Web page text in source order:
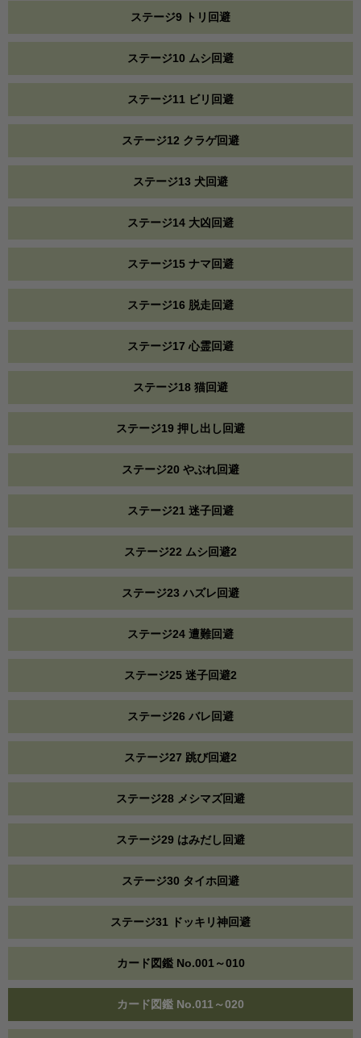
ステージ9 トリ回避
ステージ10 ムシ回避
ステージ11 ビリ回避
ステージ12 クラゲ回避
ステージ13 犬回避
ステージ14 大凶回避
ステージ15 ナマ回避
ステージ16 脱走回避
ステージ17 心霊回避
ステージ18 猫回避
ステージ19 押し出し回避
ステージ20 やぶれ回避
ステージ21 迷子回避
ステージ22 ムシ回避2
ステージ23 ハズレ回避
ステージ24 遭難回避
ステージ25 迷子回避2
ステージ26 バレ回避
ステージ27 跳び回避2
ステージ28 メシマズ回避
ステージ29 はみだし回避
ステージ30 タイホ回避
ステージ31 ドッキリ神回避
カード図鑑 No.001～010
カード図鑑 No.011～020